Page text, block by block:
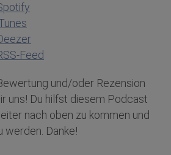
Feed
und/oder Rezension
uns! Du hilfst diesem Podcast
nach oben zu kommen und
werden. Danke!